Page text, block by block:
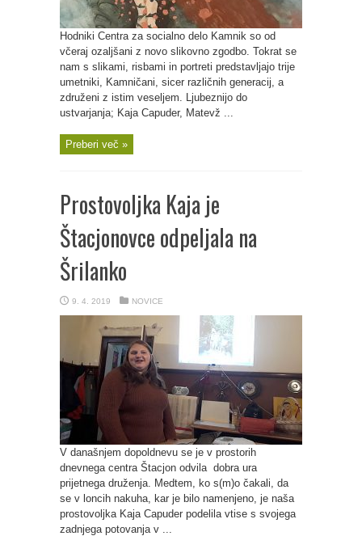
Hodniki Centra za socialno delo Kamnik so od
včeraj ozaljšani z novo slikovno zgodbo. Tokrat se
nam s slikami, risbami in portreti predstavljajo trije
umetniki, Kamničani, sicer različnih generacij, a
združeni z istim veseljem. Ljubeznijo do
ustvarjanja; Kaja Capuder, Matevž ...
Preberi več »
Prostovoljka Kaja je
Štacjonovce odpeljala na
Šrilanko
9. 4. 2019 NOVICE
V današnjem dopoldnevu se je v prostorih
dnevnega centra Štacjon odvila dobra ura
prijetnega druženja. Medtem, ko s(m)o čakali, da
se v loncih nakuha, kar je bilo namenjeno, je naša
prostovoljka Kaja Capuder podelila vtise s svojega
zadnjega potovanja v ...